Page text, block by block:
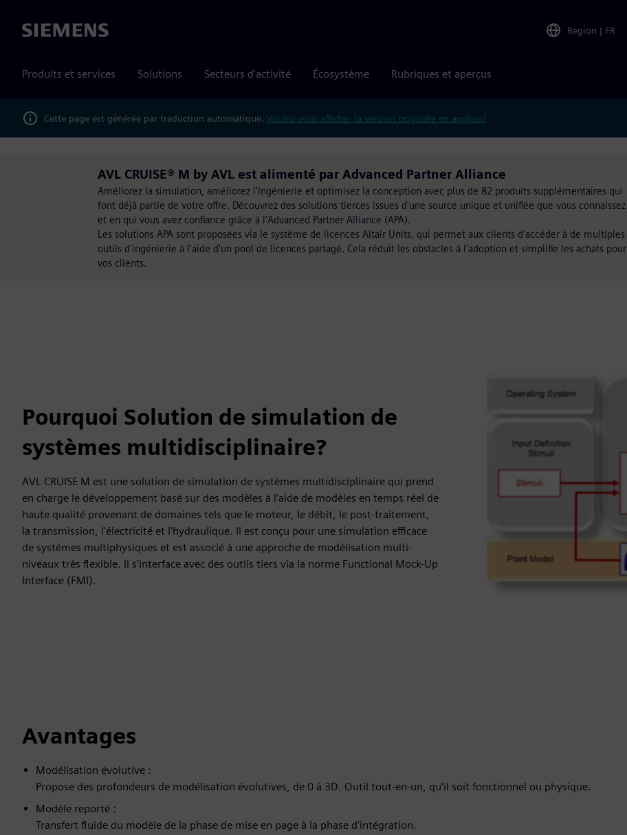
Siemens Region | FR
Produits et services Solutions Secteurs d'activité Écosystème Rubriques et aperçus
Cette page est générée par traduction automatique. Voulez-vous afficher la version originale en anglais?
AVL CRUISE® M by AVL est alimenté par Advanced Partner Alliance
Améliorez la simulation, améliorez l'ingénierie et optimisez la conception avec plus de 82 produits supplémentaires qui
font déjà partie de votre offre. Découvrez des solutions tierces issues d'une source unique et unifiée que vous connaissez
et en qui vous avez confiance grâce à l'Advanced Partner Alliance (APA).
Les solutions APA sont proposées via le système de licences Altair Units, qui permet aux clients d'accéder à de multiples
outils d'ingénierie à l'aide d'un pool de licences partagé. Cela réduit les obstacles à l'adoption et simplifie les achats pour
vos clients.
Pourquoi Solution de simulation de
systèmes multidisciplinaire?
AVL CRUISE M est une solution de simulation de systèmes multidisciplinaire qui prend
en charge le développement basé sur des modèles à l'aide de modèles en temps réel de
haute qualité provenant de domaines tels que le moteur, le débit, le post-traitement,
la transmission, l'électricité et l'hydraulique. Il est conçu pour une simulation efficace
de systèmes multiphysiques et est associé à une approche de modélisation multi-
niveaux très flexible. Il s'interface avec des outils tiers via la norme Functional Mock-Up
Interface (FMI).
Avantages
Modélisation évolutive :
Propose des profondeurs de modélisation évolutives, de 0 à 3D. Outil tout-en-un, qu'il soit fonctionnel ou physique.
Modèle reporté :
Transfert fluide du modèle de la phase de mise en page à la phase d'intégration.